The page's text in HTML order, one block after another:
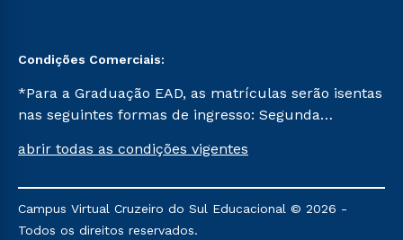
Condições Comerciais:
*Para a Graduação EAD, as matrículas serão isentas
nas seguintes formas de ingresso: Segunda
Já para as demais, a taxa de matrícula será de R$
mencionadas são referentes aos cursos: Ensino
Religioso, Geografia para a Docência e Metodologia
abrir todas as condições vigentes
Campus Virtual Cruzeiro do Sul Educacional © 2026 -
Todos os direitos reservados.